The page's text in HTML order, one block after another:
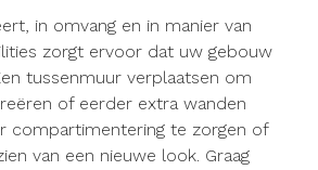
in omvang en in manier van
zorgt ervoor dat uw gebouw
tussenmuur verplaatsen om
of eerder extra wanden
compartimentering te zorgen of
van een nieuwe look. Graag